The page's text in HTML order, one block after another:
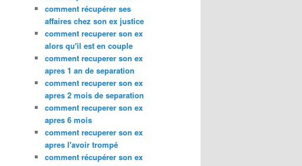
comment récupérer ses
affaires chez son ex justice
comment recuperer son ex
alors qu'il est en couple
comment recuperer son ex
apres 1 an de separation
comment recuperer son ex
apres 2 mois de separation
comment recuperer son ex
apres 6 mois
comment recuperer son ex
apres l'avoir trompé
comment récupérer son ex